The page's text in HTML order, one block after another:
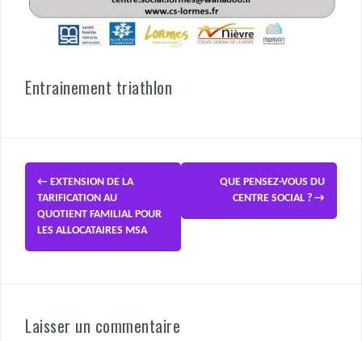
Entrainement triathlon
← EXTENSION DE LA
TARIFICATION AU
QUOTIENT FAMILIAL POUR
LES ALLOCATAIRES MSA
QUE PENSEZ-VOUS DU
CENTRE SOCIAL ? →
Laisser un commentaire